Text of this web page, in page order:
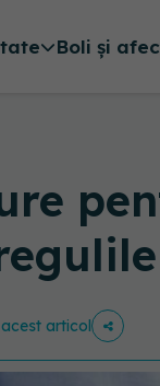
Boli și
articol